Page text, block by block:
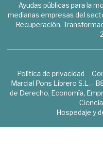
Ayudas públicas para la
medianas empresas del
Recuperación,
Política de privacidad
Marcial Pons Librero S.L. -
de Derecho, Economía,
Hospedaje y